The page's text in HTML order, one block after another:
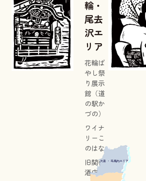
輪・
尾去
沢エ
リア
花輪ば
やし祭
り展示
館（道
の駅か
づの）
ワイナ
リーこ
のはな
旧関善
酒店
大湯 ・ 毛馬内エリア